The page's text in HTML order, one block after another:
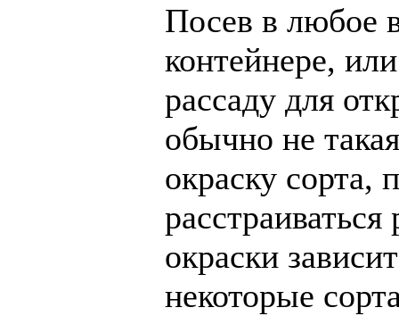
Посев в любое
контейнере,
рассаду для
обычно не
окраску сорта,
окраски
некоторые